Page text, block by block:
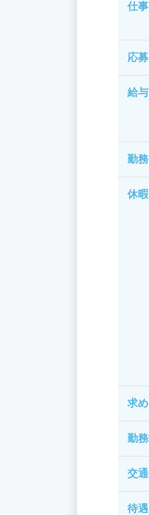
仕
応
給与
勤
休
求
勤
交
待